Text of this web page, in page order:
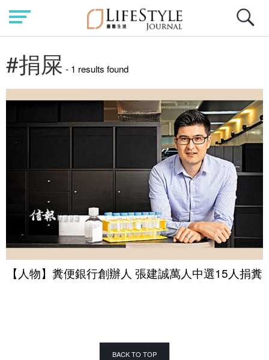
#捐屎 - 1 results found
【人物】糞便銀行創辦人 張建誠萬人中選15人捐糞
BACK TO TOP